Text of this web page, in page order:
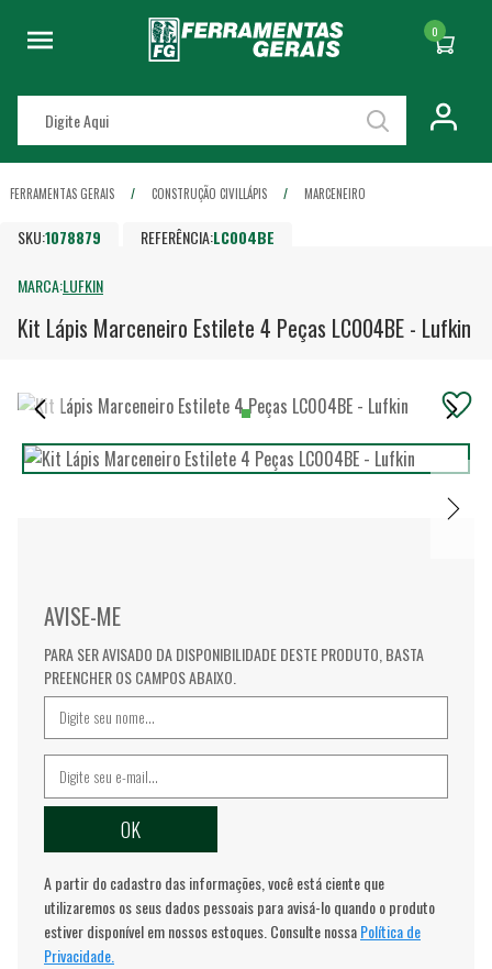
0
FERRAMENTAS GERAIS CONSTRUÇÃO CIVILLÁPIS MARCENEIRO
SKU:1078879 REFERÊNCIA:LC004BE
MARCA:LUFKIN
Kit Lápis Marceneiro Estilete 4 Peças LC004BE - Lufkin
AVISE-ME
PARA SER AVISADO DA DISPONIBILIDADE DESTE PRODUTO, BASTA
PREENCHER OS CAMPOS ABAIXO.
A partir do cadastro das informações, você está ciente que
utilizaremos os seus dados pessoais para avisá-lo quando o produto
estiver disponível em nossos estoques. Consulte nossaPolítica de
Privacidade.